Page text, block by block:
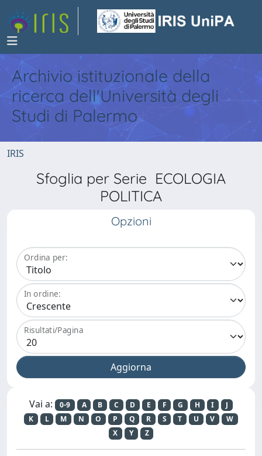
Archivio istituzionale della
ricerca dell'Università degli
Studi di Palermo
IRIS
Sfoglia per Serie ECOLOGIA
POLITICA
Opzioni
Ordina per:
In ordine:
Risultati/Pagina
Vai a: 0-9 A B C D E F G H I
J
K
L M N O P Q R S T U V
W
X
Y Z